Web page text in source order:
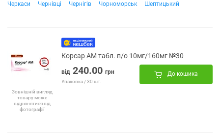
Черкаси
Чернівці Чернігів Чорноморськ Шептицький
Зовнішній вигляд
товару може
відрізнятися від
фотографії
Корсар АМ табл. п/о 10мг/160мг №30
від 240.00 грн
Упаковка / 30 шт.
До кошика